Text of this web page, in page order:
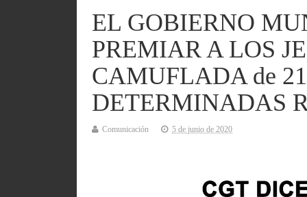
EL GOBIERNO
PREMIAR A LOS
CAMUFLADA de
DETERMINADAS
Comunicación 5 de junio de 2020